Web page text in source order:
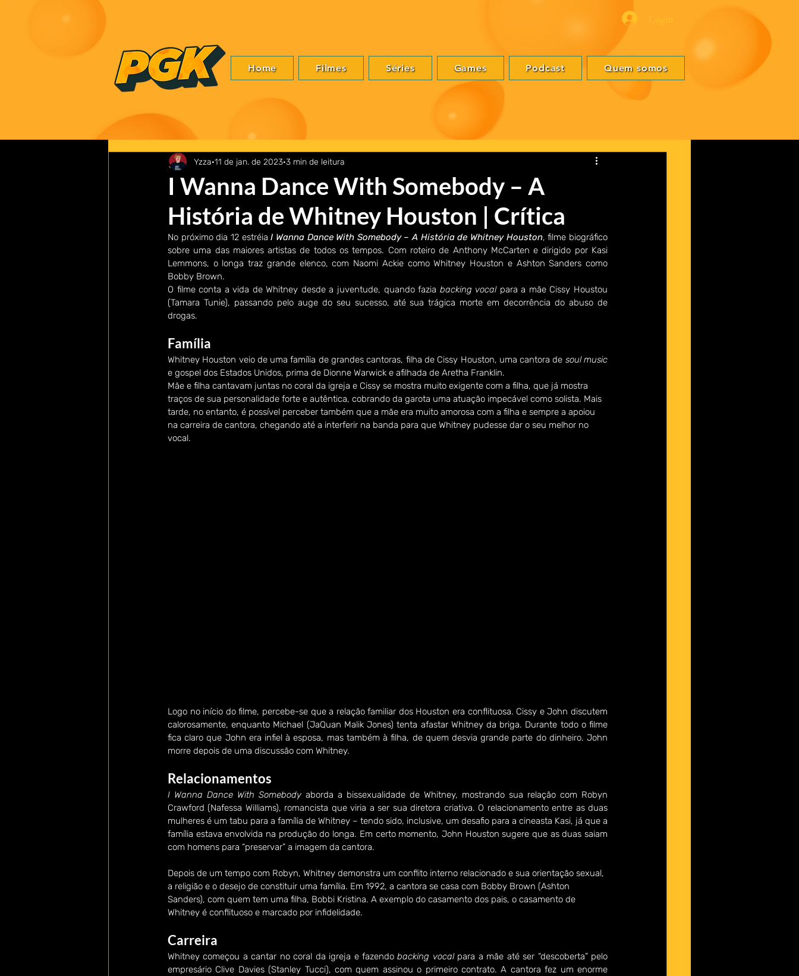
Home Filmes Séries Games Podcast Quem somos
I Wanna Dance With Somebody – A
História de Whitney Houston | Crítica
Yzza 11 de jan. de 2023 3 min de leitura
No próximo dia 12 estréia I Wanna Dance With Somebody – A História de Whitney Houston, filme biográfico
sobre uma das maiores artistas de todos os tempos. Com roteiro de Anthony McCarten e dirigido por Kasi
Lemmons, o longa traz grande elenco, com Naomi Ackie como Whitney Houston e Ashton Sanders como
Bobby Brown.
O filme conta a vida de Whitney desde a juventude, quando fazia backing vocal para a mãe Cissy Houstou
(Tamara Tunie), passando pelo auge do seu sucesso, até sua trágica morte em decorrência do abuso de
drogas.
Família
Whitney Houston veio de uma família de grandes cantoras, filha de Cissy Houston, uma cantora de soul music
e gospel dos Estados Unidos, prima de Dionne Warwick e afilhada de Aretha Franklin.
Mãe e filha cantavam juntas no coral da igreja e Cissy se mostra muito exigente com a filha, que já mostra
traços de sua personalidade forte e autêntica, cobrando da garota uma atuação impecável como solista. Mais
tarde, no entanto, é possível perceber também que a mãe era muito amorosa com a filha e sempre a apoiou
na carreira de cantora, chegando até a interferir na banda para que Whitney pudesse dar o seu melhor no
vocal.
Logo no início do filme, percebe-se que a relação familiar dos Houston era conflituosa. Cissy e John discutem
calorosamente, enquanto Michael (JaQuan Malik Jones) tenta afastar Whitney da briga. Durante todo o filme
fica claro que John era infiel à esposa, mas também à filha, de quem desvia grande parte do dinheiro. John
morre depois de uma discussão com Whitney.
Relacionamentos
I Wanna Dance With Somebody aborda a bissexualidade de Whitney, mostrando sua relação com Robyn
Crawford (Nafessa Williams), romancista que viria a ser sua diretora criativa. O relacionamento entre as duas
mulheres é um tabu para a família de Whitney – tendo sido, inclusive, um desafio para a cineasta Kasi, já que a
família estava envolvida na produção do longa. Em certo momento, John Houston sugere que as duas saiam
com homens para “preservar” a imagem da cantora.
Depois de um tempo com Robyn, Whitney demonstra um conflito interno relacionado e sua orientação sexual,
a religião e o desejo de constituir uma família. Em 1992, a cantora se casa com Bobby Brown (Ashton
Sanders), com quem tem uma filha, Bobbi Kristina. A exemplo do casamento dos pais, o casamento de
Whitney é conflituoso e marcado por infidelidade.
Carreira
Whitney começou a cantar no coral da igreja e fazendo backing vocal para a mãe até ser “descoberta” pelo
empresário Clive Davies (Stanley Tucci), com quem assinou o primeiro contrato. A cantora fez um enorme